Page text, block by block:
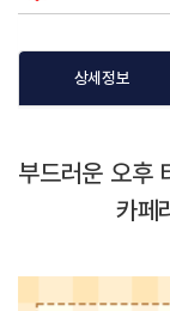
상세정보
부드러운 오후
카페